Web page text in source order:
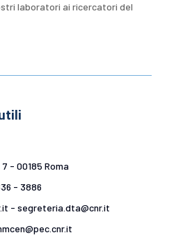
laboratori ai ricercatori del
- 00185 Roma
- 3886
- segreteria.dta@cnr.it